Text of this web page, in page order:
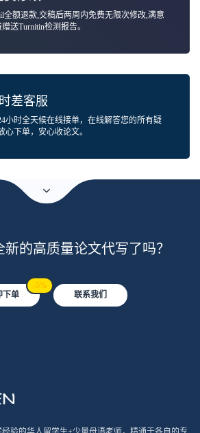
全额退款,交稿后两周内免费无限次修改,满意
送Turnitin检测报告。
差客服
小时全天候在线接单，在线解答您的所有疑
心下单，安心收论文。
的高质量论文代写了吗？
下单
-5%
联系我们